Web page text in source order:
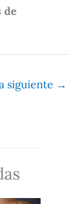
de
siguiente →